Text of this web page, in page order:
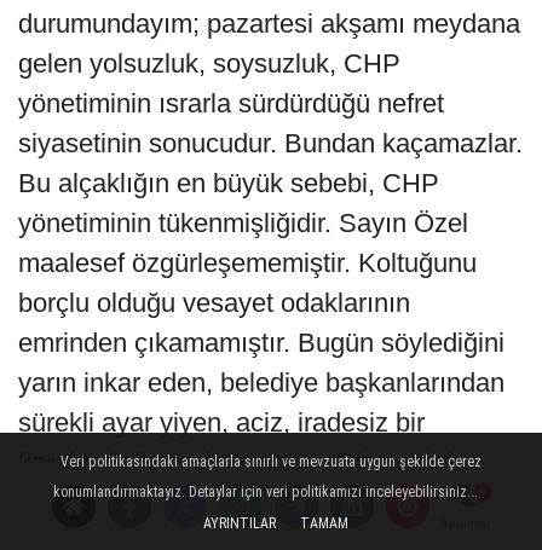
durumundayım; pazartesi akşamı meydana
gelen yolsuzluk, soysuzluk, CHP
yönetiminin ısrarla sürdürdüğü nefret
siyasetinin sonucudur. Bundan kaçamazlar.
Bu alçaklığın en büyük sebebi, CHP
yönetiminin tükenmişliğidir. Sayın Özel
maalesef özgürleşememiştir. Koltuğunu
borçlu olduğu vesayet odaklarının
emrinden çıkamamıştır. Bugün söylediğini
yarın inkar eden, belediye başkanlarından
sürekli ayar yiyen, aciz, iradesiz bir
karakterle karşı karşıyayız. Biz son bir
ümitle her gün iyiye gitmesini, kendisini
Veri politikasındaki amaçlarla sınırlı ve mevzuata uygun şekilde çerez
konumlandırmaktayız. Detaylar için veri politikamızı inceleyebilirsiniz...
AYRINTILAR
TAMAM